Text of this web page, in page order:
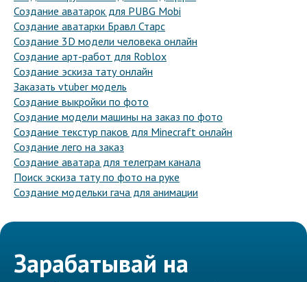
Создание аватарок для PUBG Mobi
Создание аватарки Бравл Старс
Создание 3D модели человека онлайн
Создание арт-работ для Roblox
Создание эскиза тату онлайн
Заказать vtuber модель
Создание выкройки по фото
Создание модели машины на заказ по фото
Создание текстур паков для Minecraft онлайн
Создание лего на заказ
Создание аватара для телеграм канала
Поиск эскиза тату по фото на руке
Создание модельки гача для анимации
Зарабатывай на